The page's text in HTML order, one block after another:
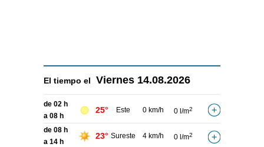
El tiempo el Viernes 14.08.2026
de 02 h
a 08 h
25° Este 0 km/h 0 l/m2
de 08 h
a 14 h
23° Sureste 4 km/h 0 l/m2